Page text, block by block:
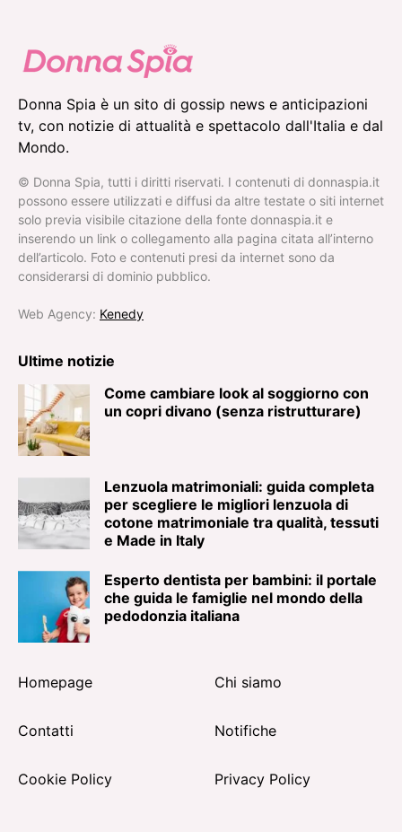
Donna Spia è un sito di gossip news e anticipazioni
tv, con notizie di attualità e spettacolo dall'Italia e dal
Mondo.
© Donna Spia, tutti i diritti riservati. I contenuti di donnaspia.it
possono essere utilizzati e diffusi da altre testate o siti internet
solo previa visibile citazione della fonte donnaspia.it e
inserendo un link o collegamento alla pagina citata all’interno
dell’articolo. Foto e contenuti presi da internet sono da
considerarsi di dominio pubblico.
Web Agency: Kenedy
Ultime notizie
Come cambiare look al soggiorno con
un copri divano (senza ristrutturare)
Lenzuola matrimoniali: guida completa
per scegliere le migliori lenzuola di
cotone matrimoniale tra qualità, tessuti
e Made in Italy
Esperto dentista per bambini: il portale
che guida le famiglie nel mondo della
pedodonzia italiana
Homepage Chi siamo
Contatti Notifiche
Cookie Policy Privacy Policy